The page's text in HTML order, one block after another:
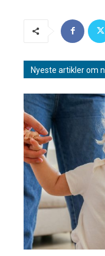
Nyeste artikler om